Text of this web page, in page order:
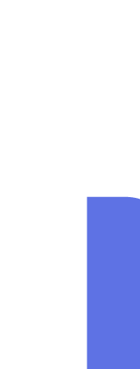
Şehir Karşılaştırma